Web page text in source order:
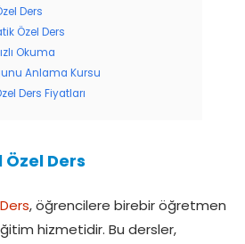
Ders
Özel Ders
Okuma
Anlama Kursu
Ders Fiyatları
Ders
, öğrencilere birebir öğretmen
hizmetidir. Bu dersler,